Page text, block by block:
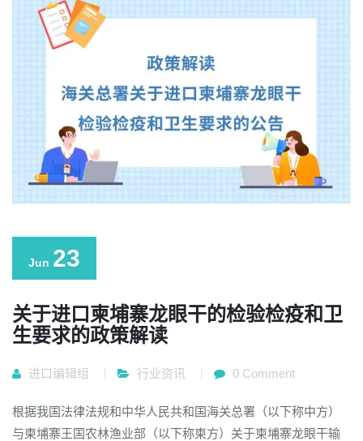
Jun 23
关于进口柬埔寨龙眼干的检验检疫和卫
生要求的政策解读
进口编辑组 行业资讯 0 Comment
根据我国法律法规和中华人民共和国海关总署（以下称中方）
与柬埔寨王国农林渔业部（以下称柬方）关于柬埔寨龙眼干输